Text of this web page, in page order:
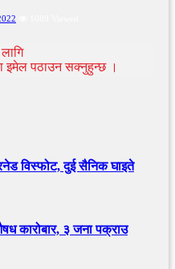
इमेल पठाउन सक्नुहुन्छ ।
विस्फोट, दुई सैनिक घाइते
कारोबार, ३ जना पक्राउ